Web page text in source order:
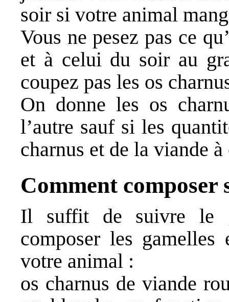
soir si votre animal
Vous ne pesez pas ce
et à celui du soir au
coupez pas les os
On donne les os
l’autre sauf si les
charnus et de la viande à
Comment composer
Il suffit de suivre le
composer les
votre animal :
os charnus de viande